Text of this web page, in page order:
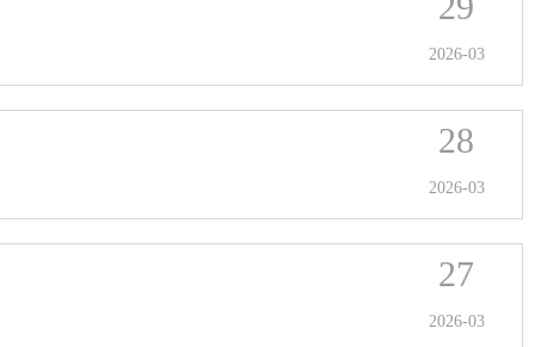
2026-03
28
2026-03
27
2026-03